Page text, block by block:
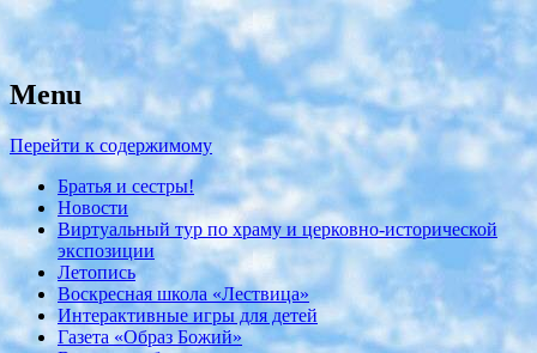
Никольский храм
с. Николо-Крутины Егорьевского
района
Menu
Перейти к содержимому
Братья и сестры!
Новости
Виртуальный тур по храму и церковно-исторической
экспозиции
Летопись
Воскресная школа «Лествица»
Интерактивные игры для детей
Газета «Образ Божий»